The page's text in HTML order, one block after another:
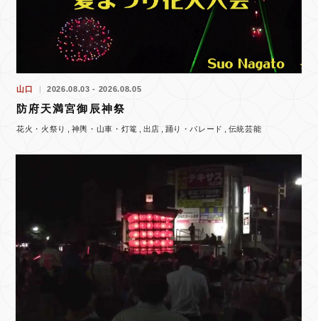
山口 2026.08.03 - 2026.08.05
防府天満宮御辰神祭
花火・火祭り 神輿・山車・灯篭 出店 踊り・パレード 伝統芸能